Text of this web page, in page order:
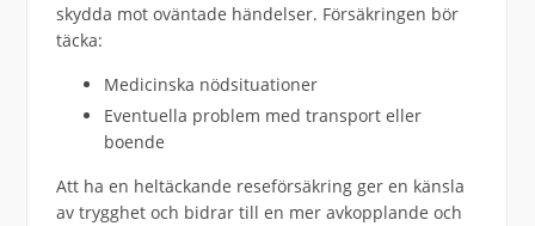
skydda mot oväntade händelser. Försäkringen bör
täcka:
Medicinska nödsituationer
Eventuella problem med transport eller
boende
Att ha en heltäckande reseförsäkring ger en känsla
av trygghet och bidrar till en mer avkopplande och